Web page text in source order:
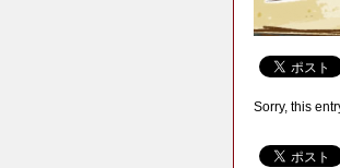
Sorry, this